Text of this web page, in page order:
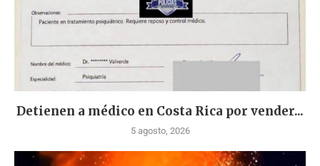
Detienen a médico en Costa Rica por vender...
5 agosto, 2026